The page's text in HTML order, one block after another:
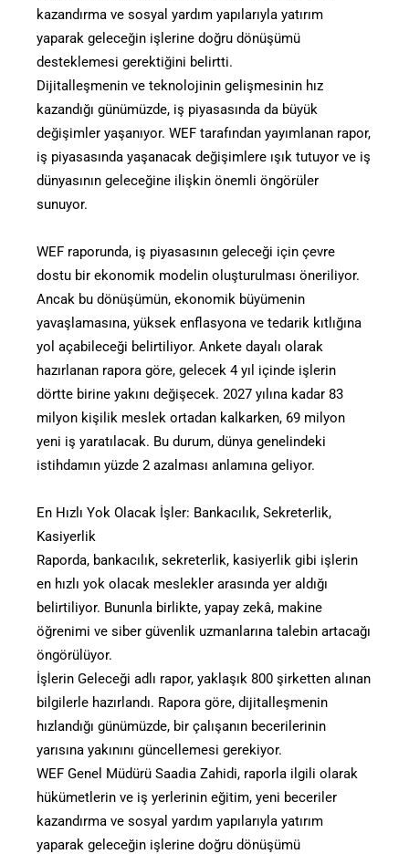
kazandırma ve sosyal yardım yapılarıyla yatırım
yaparak geleceğin işlerine doğru dönüşümü
desteklemesi gerektiğini belirtti.
Dijitalleşmenin ve teknolojinin gelişmesinin hız
kazandığı günümüzde, iş piyasasında da büyük
değişimler yaşanıyor. WEF tarafından yayımlanan rapor,
iş piyasasında yaşanacak değişimlere ışık tutuyor ve iş
dünyasının geleceğine ilişkin önemli öngörüler
sunuyor.
WEF raporunda, iş piyasasının geleceği için çevre
dostu bir ekonomik modelin oluşturulması öneriliyor.
Ancak bu dönüşümün, ekonomik büyümenin
yavaşlamasına, yüksek enflasyona ve tedarik kıtlığına
yol açabileceği belirtiliyor. Ankete dayalı olarak
hazırlanan rapora göre, gelecek 4 yıl içinde işlerin
dörtte birine yakını değişecek. 2027 yılına kadar 83
milyon kişilik meslek ortadan kalkarken, 69 milyon
yeni iş yaratılacak. Bu durum, dünya genelindeki
istihdamın yüzde 2 azalması anlamına geliyor.
En Hızlı Yok Olacak İşler: Bankacılık, Sekreterlik,
Kasiyerlik
Raporda, bankacılık, sekreterlik, kasiyerlik gibi işlerin
en hızlı yok olacak meslekler arasında yer aldığı
belirtiliyor. Bununla birlikte, yapay zekâ, makine
öğrenimi ve siber güvenlik uzmanlarına talebin artacağı
öngörülüyor.
İşlerin Geleceği adlı rapor, yaklaşık 800 şirketten alınan
bilgilerle hazırlandı. Rapora göre, dijitalleşmenin
hızlandığı günümüzde, bir çalışanın becerilerinin
yarısına yakınını güncellemesi gerekiyor.
WEF Genel Müdürü Saadia Zahidi, raporla ilgili olarak
hükümetlerin ve iş yerlerinin eğitim, yeni beceriler
kazandırma ve sosyal yardım yapılarıyla yatırım
yaparak geleceğin işlerine doğru dönüşümü